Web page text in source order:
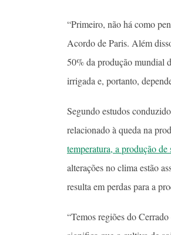
“Primeiro, não há como
Acordo de Paris. Além
50% da produção mundial
irrigada e, portanto,
Segundo estudos
relacionado à queda na
temperatura, a produção
alterações no clima estão
resulta em perdas para a
“Temos regiões do